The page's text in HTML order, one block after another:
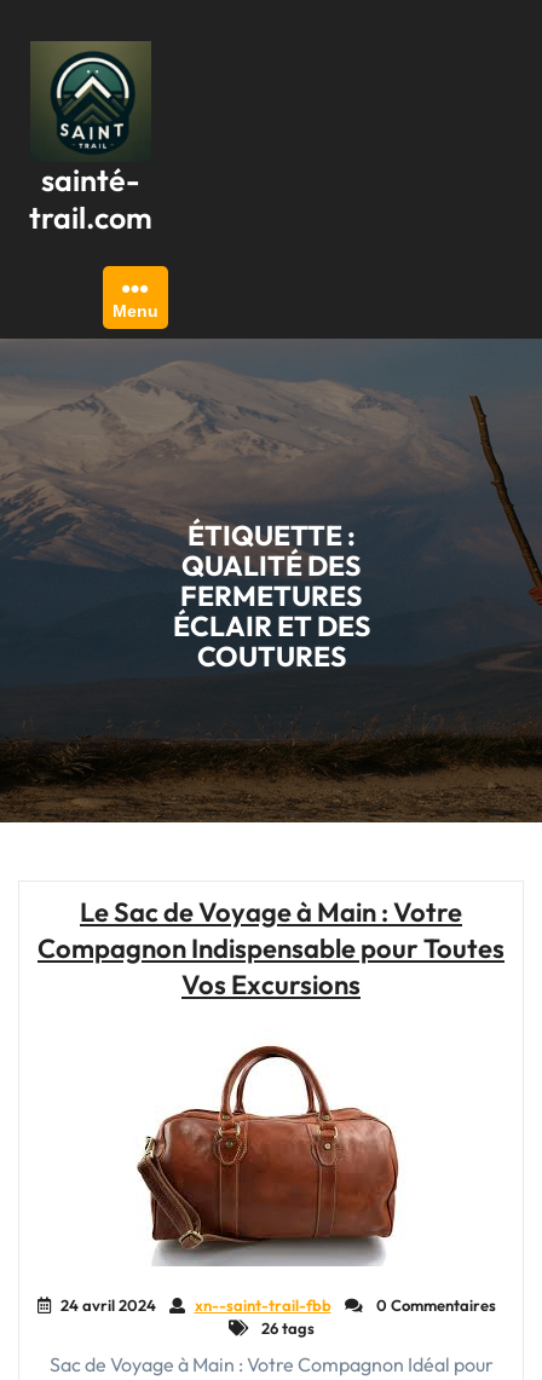
contenu
sainté-
trail.com
Menu
ÉTIQUETTE :
QUALITÉ DES
FERMETURES
ÉCLAIR ET DES
COUTURES
Le Sac de Voyage à Main : Votre
Compagnon Indispensable pour Toutes
Vos Excursions
24 avril 2024 xn--saint-trail-fbb
0 Commentaires
26 tags
Sac de Voyage à Main : Votre Compagnon Idéal pour